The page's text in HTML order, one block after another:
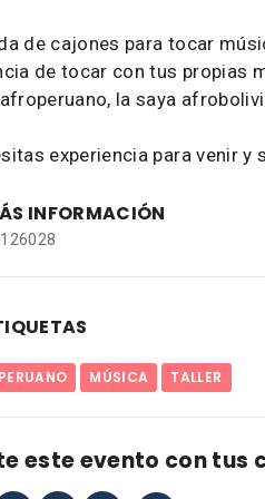
de cajones para tocar
de tocar con tus propias
la saya
experiencia para venir
INFORMACIÓN
MÚSICA TALLER
este evento con tus